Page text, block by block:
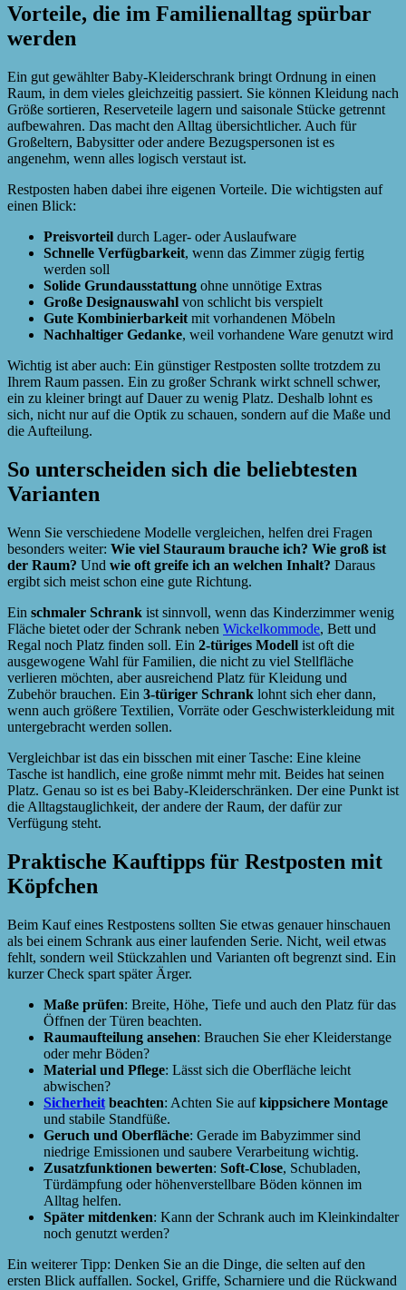
Vorteile, die im Familienalltag spürbar
werden
Ein gut gewählter Baby-Kleiderschrank bringt Ordnung in einen
Raum, in dem vieles gleichzeitig passiert. Sie können Kleidung nach
Größe sortieren, Reserveteile lagern und saisonale Stücke getrennt
aufbewahren. Das macht den Alltag übersichtlicher. Auch für
Großeltern, Babysitter oder andere Bezugspersonen ist es
angenehm, wenn alles logisch verstaut ist.
Restposten haben dabei ihre eigenen Vorteile. Die wichtigsten auf
einen Blick:
Preisvorteil durch Lager- oder Auslaufware
Schnelle Verfügbarkeit, wenn das Zimmer zügig fertig
werden soll
Solide Grundausstattung ohne unnötige Extras
Große Designauswahl von schlicht bis verspielt
Gute Kombinierbarkeit mit vorhandenen Möbeln
Nachhaltiger Gedanke, weil vorhandene Ware genutzt wird
Wichtig ist aber auch: Ein günstiger Restposten sollte trotzdem zu
Ihrem Raum passen. Ein zu großer Schrank wirkt schnell schwer,
ein zu kleiner bringt auf Dauer zu wenig Platz. Deshalb lohnt es
sich, nicht nur auf die Optik zu schauen, sondern auf die Maße und
die Aufteilung.
So unterscheiden sich die beliebtesten
Varianten
Wenn Sie verschiedene Modelle vergleichen, helfen drei Fragen
besonders weiter: Wie viel Stauraum brauche ich? Wie groß ist
der Raum? Und wie oft greife ich an welchen Inhalt? Daraus
ergibt sich meist schon eine gute Richtung.
Ein schmaler Schrank ist sinnvoll, wenn das Kinderzimmer wenig
Fläche bietet oder der Schrank neben Wickelkommode, Bett und
Regal noch Platz finden soll. Ein 2-türiges Modell ist oft die
ausgewogene Wahl für Familien, die nicht zu viel Stellfläche
verlieren möchten, aber ausreichend Platz für Kleidung und
Zubehör brauchen. Ein 3-türiger Schrank lohnt sich eher dann,
wenn auch größere Textilien, Vorräte oder Geschwisterkleidung mit
untergebracht werden sollen.
Vergleichbar ist das ein bisschen mit einer Tasche: Eine kleine
Tasche ist handlich, eine große nimmt mehr mit. Beides hat seinen
Platz. Genau so ist es bei Baby-Kleiderschränken. Der eine Punkt ist
die Alltagstauglichkeit, der andere der Raum, der dafür zur
Verfügung steht.
Praktische Kauftipps für Restposten mit
Köpfchen
Beim Kauf eines Restpostens sollten Sie etwas genauer hinschauen
als bei einem Schrank aus einer laufenden Serie. Nicht, weil etwas
fehlt, sondern weil Stückzahlen und Varianten oft begrenzt sind. Ein
kurzer Check spart später Ärger.
Maße prüfen: Breite, Höhe, Tiefe und auch den Platz für das
Öffnen der Türen beachten.
Raumaufteilung ansehen: Brauchen Sie eher Kleiderstange
oder mehr Böden?
Material und Pflege: Lässt sich die Oberfläche leicht
abwischen?
Sicherheit beachten: Achten Sie aufkippsichere Montage
und stabile Standfüße.
Geruch und Oberfläche: Gerade im Babyzimmer sind
niedrige Emissionen und saubere Verarbeitung wichtig.
Zusatzfunktionen bewerten: Soft-Close, Schubladen,
Türdämpfung oder höhenverstellbare Böden können im
Alltag helfen.
Später mitdenken: Kann der Schrank auch im Kleinkindalter
noch genutzt werden?
Ein weiterer Tipp: Denken Sie an die Dinge, die selten auf den
ersten Blick auffallen. Sockel, Griffe, Scharniere und die Rückwand